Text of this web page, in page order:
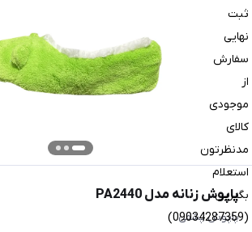
ثبت
نهایی
سفارش
از
موجودی
کالای
مدنظرتون
استعلام
بگیرین
(09034287359)
پاپوش زنانه مدل PA2440
پاپوش پشمی